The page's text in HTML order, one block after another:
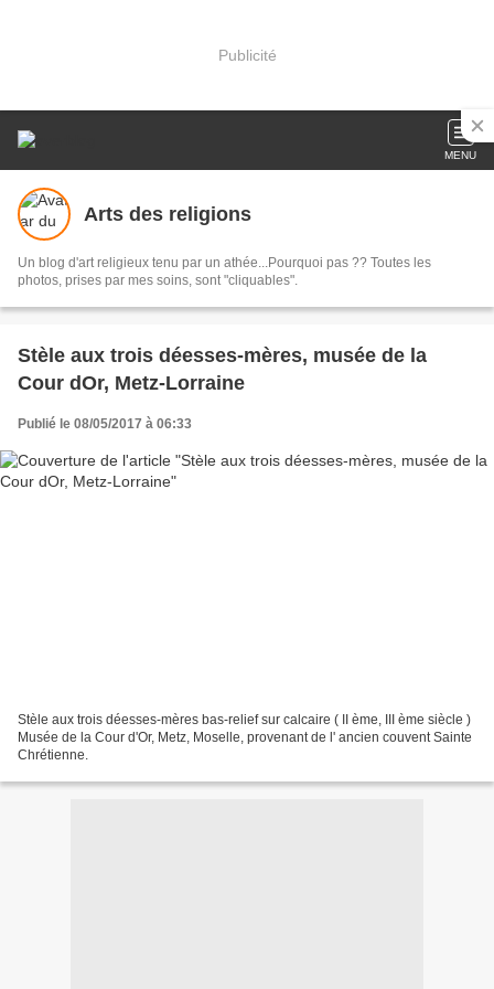
Publicité
MENU
Arts des religions
Un blog d'art religieux tenu par un athée...Pourquoi pas ?? Toutes les
photos, prises par mes soins, sont "cliquables".
Stèle aux trois déesses-mères, musée de la
Cour dOr, Metz-Lorraine
Publié le 08/05/2017 à 06:33
Stèle aux trois déesses-mères bas-relief sur calcaire ( II ème, III ème siècle )
Musée de la Cour d'Or, Metz, Moselle, provenant de l' ancien couvent Sainte
Chrétienne.